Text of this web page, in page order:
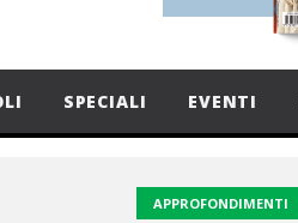
SPECIALI EVENTI
APPROFONDIMENTI